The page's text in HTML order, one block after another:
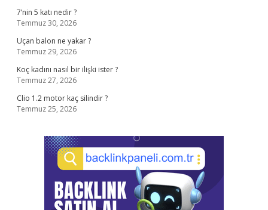
7’nin 5 katı nedir ?
Temmuz 30, 2026
Uçan balon ne yakar ?
Temmuz 29, 2026
Koç kadını nasıl bir ilişki ister ?
Temmuz 27, 2026
Clio 1.2 motor kaç silindir ?
Temmuz 25, 2026